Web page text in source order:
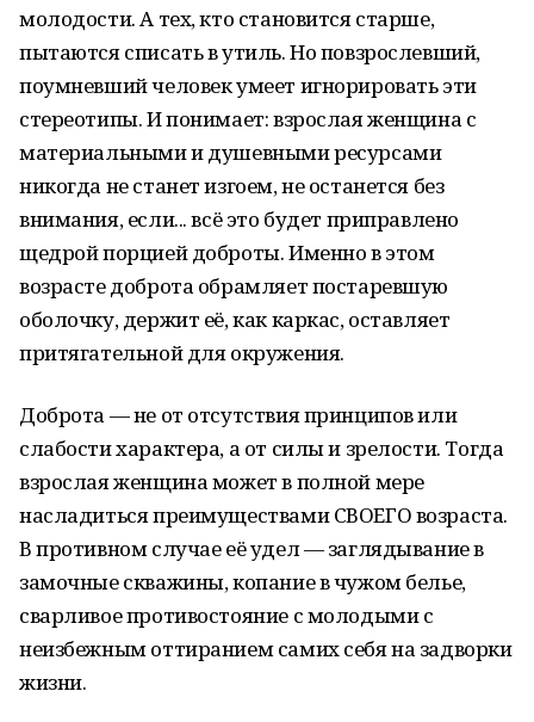
молодости. А тех, кто становится старше,
пытаются списать в утиль. Но повзрослевший,
поумневший человек умеет игнорировать эти
стереотипы. И понимает: взрослая женщина с
материальными и душевными ресурсами
никогда не станет изгоем, не останется без
внимания, если... всё это будет приправлено
щедрой порцией доброты. Именно в этом
возрасте доброта обрамляет постаревшую
оболочку, держит её, как каркас, оставляет
притягательной для окружения.
Доброта — не от отсутствия принципов или
слабости характера, а от силы и зрелости. Тогда
взрослая женщина может в полной мере
насладиться преимуществами СВОЕГО возраста.
В противном случае её удел — заглядывание в
замочные скважины, копание в чужом белье,
сварливое противостояние с молодыми с
неизбежным оттиранием самих себя на задворки
жизни.